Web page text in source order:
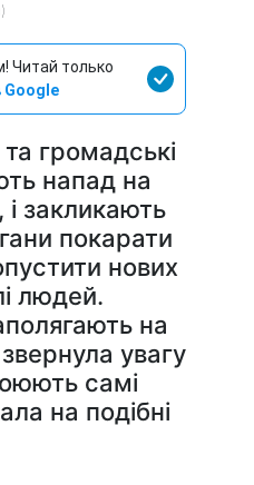
Читай только
Google
громадські
напад на
і закликають
покарати
нових
людей.
на
увагу
самі
на подібні